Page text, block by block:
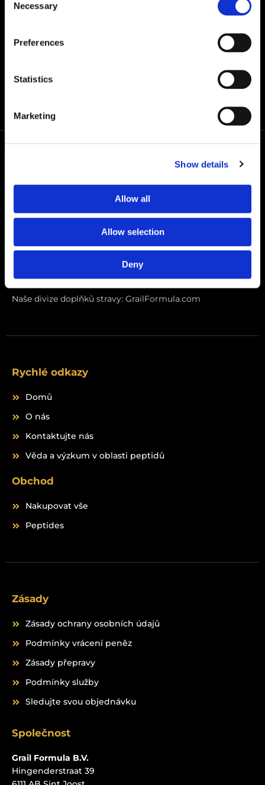
Selection
Necessary
Preferences
Statistics
Marketing
Show details
Allow all
Allow selection
Deny
Selank 10 mg
Rychlé odkazy
Domů
O nás
Kontaktujte nás
Věda a výzkum v oblasti peptidů
Obchod
Nakupovat vše
Peptides
Ve společnosti24PEPTIDES pracujeme s naší vlastní
značkou – Grail Formula. Řídíme se přitom jedním
přesvědčením: kvalita bez kompromisů.
a
c
e
o
n
s
t
r
Naše divize doplňků stravy: GrailFormula.com
Zásady
Zásady ochrany osobních údajů
Podmínky vrácení peněz
Zásady přepravy
Podmínky služby
Sledujte svou objednávku
Společnost
Grail Formula B.V.
Hingenderstraat 39